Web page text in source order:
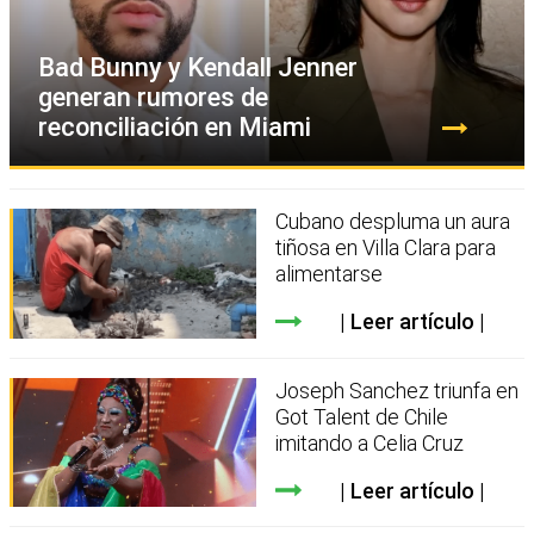
Bad Bunny y Kendall Jenner
generan rumores de
reconciliación en Miami
Cubano despluma un aura
tiñosa en Villa Clara para
alimentarse
Leer artículo
Joseph Sanchez triunfa en
Got Talent de Chile
imitando a Celia Cruz
Leer artículo